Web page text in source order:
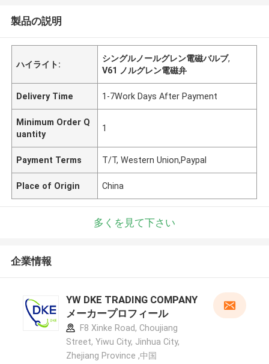
製品の説明
ハイライト:
シングルノールグレン電磁バルブ,
V61 ノルグレン電磁弁
Delivery Time 1-7Work Days After Payment
Minimum Order Q
uantity
1
Payment Terms T/T, Western Union,Paypal
Place of Origin China
多くを見て下さい
企業情報
YW DKE TRADING COMPANY
メーカープロフィール
F8 Xinke Road, Choujiang
Street, Yiwu City, Jinhua City,
Zhejiang Province ,中国